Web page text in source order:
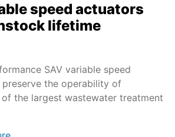
speed actuators
lifetime
SAV variable speed
the operability of
the largest wastewater treatment